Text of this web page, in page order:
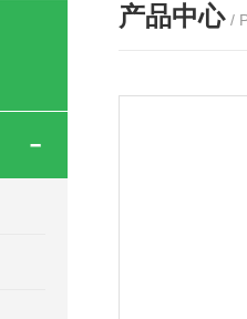
产品中心 /